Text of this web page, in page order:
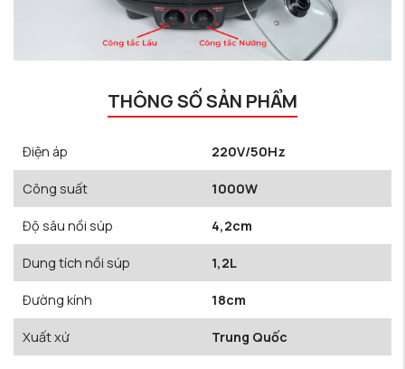
THÔNG SỐ SẢN PHẨM
Điện áp 220V/50Hz
Công suất 1000W
Độ sâu nồi súp 4,2cm
Dung tích nồi súp 1,2L
Đường kính 18cm
Xuất xứ Trung Quốc